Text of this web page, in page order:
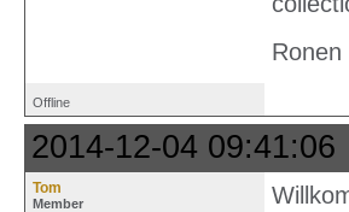
Ronen
Offline
2014-12-04 09:41:06
Tom
Member